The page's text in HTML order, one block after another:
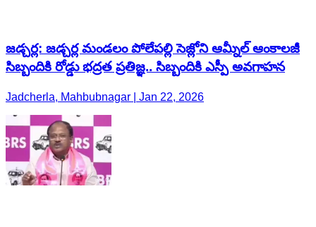
జడ్చర్ల: జడ్చర్ల మండలం పోలేపల్లి సెజ్లోని ఆమ్నీల్ ఆంకాలజీ
సిబ్బందికి రోడ్డు భద్రత ప్రతిజ్ఞ.. సిబ్బందికి ఎస్పీ అవగాహన
Jadcherla, Mahbubnagar | Jan 22, 2026